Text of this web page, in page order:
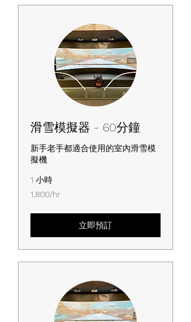
滑雪模擬器 - 60分鐘
新手老手都適合使用的室內滑雪模
擬機
1 小時
1,800/hr
1,800/hr
立即預訂